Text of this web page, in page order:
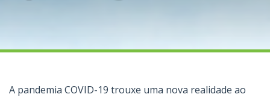
A pandemia COVID-19 trouxe uma nova realidade ao